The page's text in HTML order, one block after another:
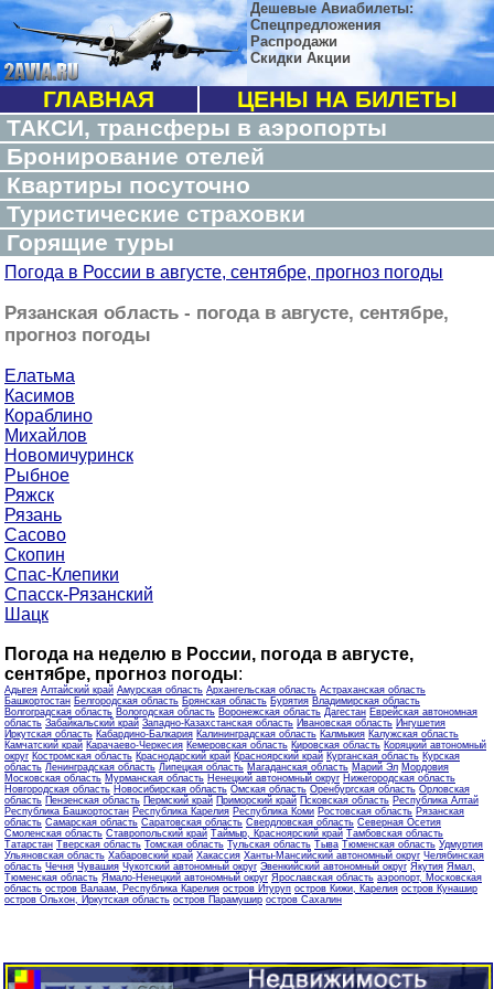
Дешевые Авиабилеты:
Спецпредложения
Распродажи
Скидки Акции
ГЛАВНАЯ
ЦЕНЫ НА БИЛЕТЫ
ТАКСИ, трансферы в аэропорты
Бронирование отелей
Квартиры посуточно
Туристические страховки
Горящие туры
Погода в России в августе, сентябре, прогноз погоды
Рязанская область - погода в августе, сентябре,
прогноз погоды
Елатьма
Касимов
Кораблино
Михайлов
Новомичуринск
Рыбное
Ряжск
Рязань
Сасово
Скопин
Спас-Клепики
Спасск-Рязанский
Шацк
Погода на неделю в России, погода в августе,
сентябре, прогноз погоды:
Адыгея Алтайский край Амурская область Архангельская область Астраханская область
Башкортостан Белгородская область Брянская область Бурятия Владимирская область
Волгоградская область Вологодская область Воронежская область Дагестан Еврейская автономная
область Забайкальский край Западно-Казахстанская область Ивановская область Ингушетия
Иркутская область Кабардино-Балкария Калининградская область Калмыкия Калужская область
Камчатский край Карачаево-Черкесия Кемеровская область Кировская область Коряцкий автономный
округ Костромская область Краснодарский край Красноярский край Курганская область Курская
область Ленинградская область Липецкая область Магаданская область Марий Эл Мордовия
Московская область Мурманская область Ненецкий автономный округ Нижегородская область
Новгородская область Новосибирская область Омская область Оренбургская область Орловская
область Пензенская область Пермский край Приморский край Псковская область Республика Алтай
Республика Башкортостан Республика Карелия Республика Коми Ростовская область Рязанская
область Самарская область Саратовская область Свердловская область Северная Осетия
Смоленская область Ставропольский край Таймыр, Красноярский край Тамбовская область
Татарстан Тверская область Томская область Тульская область Тыва Тюменская область Удмуртия
Ульяновская область Хабаровский край Хакассия Ханты-Мансийский автономный округ Челябинская
область Чечня Чувашия Чукотский автономный округ Эвенкийский автономный округ Якутия Ямал,
Тюменская область Ямало-Ненецкий автономный округ Ярославская область аэропорт, Московская
область остров Валаам, Республика Карелия остров Итуруп остров Кижи, Карелия остров Кунашир
остров Ольхон, Иркутская область остров Парамушир остров Сахалин